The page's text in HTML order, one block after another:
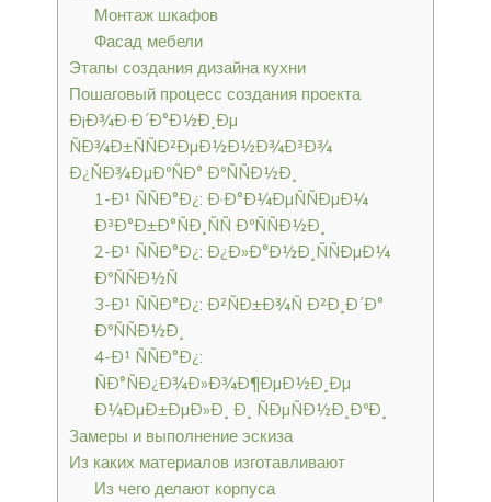
Монтаж шкафов
Фасад мебели
Этапы создания дизайна кухни
Пошаговый процесс создания проекта
Ð¡Ð¾Ð·Ð´Ð°Ð½Ð¸Ðµ
ÑÐ¾Ð±ÑÑÐ²ÐµÐ½Ð½Ð¾Ð³Ð¾
Ð¿ÑÐ¾ÐµÐºÑÐ° ÐºÑÑÐ½Ð¸
1-Ð¹ ÑÑÐ°Ð¿: Ð·Ð°Ð¼ÐµÑÑÐµÐ¼
Ð³Ð°Ð±Ð°ÑÐ¸ÑÑ ÐºÑÑÐ½Ð¸
2-Ð¹ ÑÑÐ°Ð¿: Ð¿Ð»Ð°Ð½Ð¸ÑÑÐµÐ¼
ÐºÑÑÐ½Ñ
3-Ð¹ ÑÑÐ°Ð¿: Ð²ÑÐ±Ð¾Ñ Ð²Ð¸Ð´Ð°
ÐºÑÑÐ½Ð¸
4-Ð¹ ÑÑÐ°Ð¿:
ÑÐ°ÑÐ¿Ð¾Ð»Ð¾Ð¶ÐµÐ½Ð¸Ðµ
Ð¼ÐµÐ±ÐµÐ»Ð¸ Ð¸ ÑÐµÑÐ½Ð¸ÐºÐ¸
Замеры и выполнение эскиза
Из каких материалов изготавливают
Из чего делают корпуса